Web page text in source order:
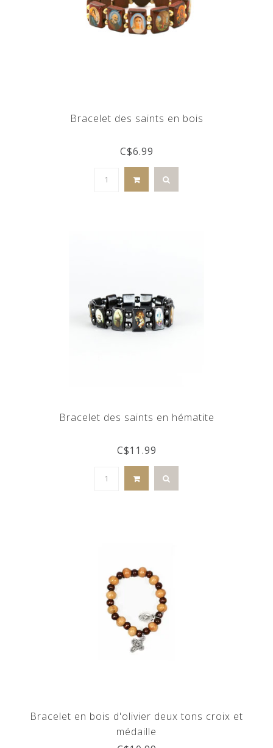
Bracelet des saints en bois
C$6.99
Bracelet des saints en hématite
C$11.99
Bracelet en bois d'olivier deux tons croix et
médaille